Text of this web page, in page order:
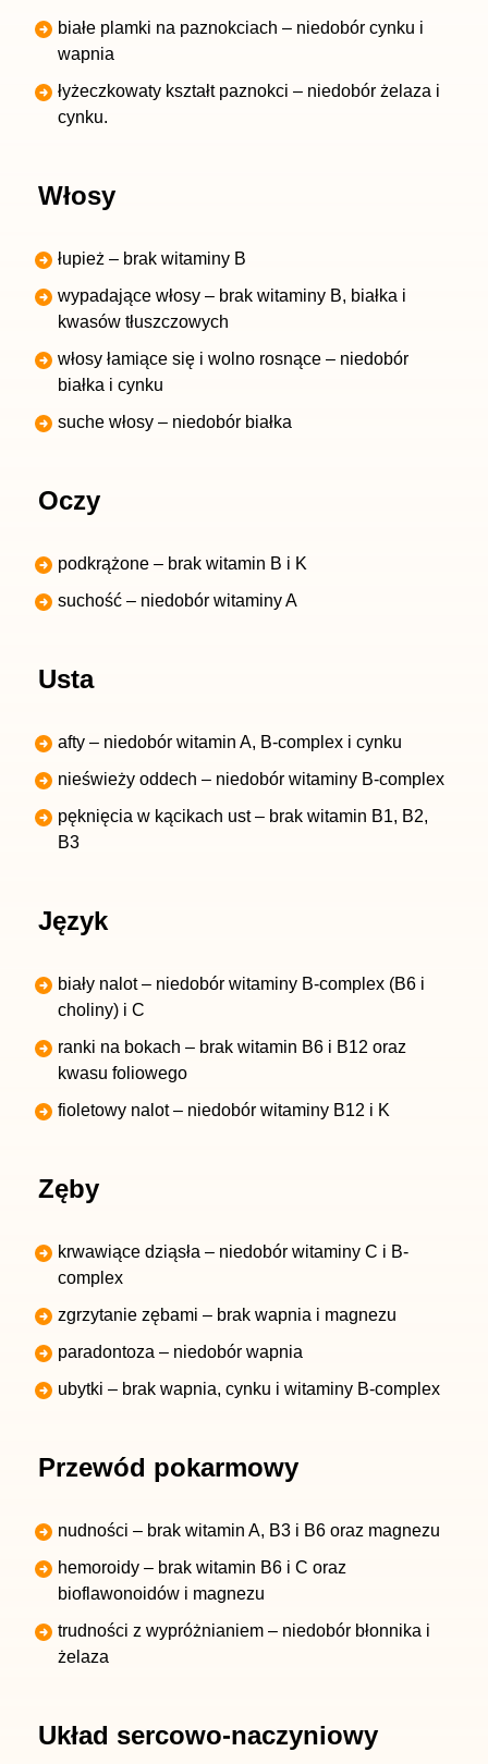
białe plamki na paznokciach – niedobór cynku i
wapnia
łyżeczkowaty kształt paznokci – niedobór żelaza i
cynku.
Włosy
łupież – brak witaminy B
wypadające włosy – brak witaminy B, białka i
kwasów tłuszczowych
włosy łamiące się i wolno rosnące – niedobór
białka i cynku
suche włosy – niedobór białka
Oczy
podkrążone – brak witamin B i K
suchość – niedobór witaminy A
Usta
afty – niedobór witamin A, B-complex i cynku
nieświeży oddech – niedobór witaminy B-complex
pęknięcia w kącikach ust – brak witamin B1, B2,
B3
Język
biały nalot – niedobór witaminy B-complex (B6 i
choliny) i C
ranki na bokach – brak witamin B6 i B12 oraz
kwasu foliowego
fioletowy nalot – niedobór witaminy B12 i K
Zęby
krwawiące dziąsła – niedobór witaminy C i B-
complex
zgrzytanie zębami – brak wapnia i magnezu
paradontoza – niedobór wapnia
ubytki – brak wapnia, cynku i witaminy B-complex
Przewód pokarmowy
nudności – brak witamin A, B3 i B6 oraz magnezu
hemoroidy – brak witamin B6 i C oraz
bioflawonoidów i magnezu
trudności z wypróżnianiem – niedobór błonnika i
żelaza
Układ sercowo-naczyniowy